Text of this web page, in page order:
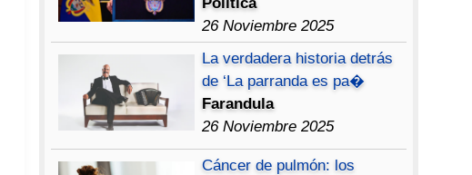
26 Noviembre 2025
La verdadera historia detrás
de ‘La parranda es pa�
Farandula
26 Noviembre 2025
Cáncer de pulmón: los